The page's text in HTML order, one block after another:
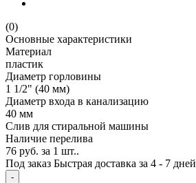
(0)
Основные характеристики
Материал
пластик
Диаметр горловины
1 1/2" (40 мм)
Диаметр входа в канализацию
40 мм
Слив для стиральной машины
Наличие перелива
76 руб. за 1 шт..
Под заказ Быстрая доставка за 4 - 7 дней
-